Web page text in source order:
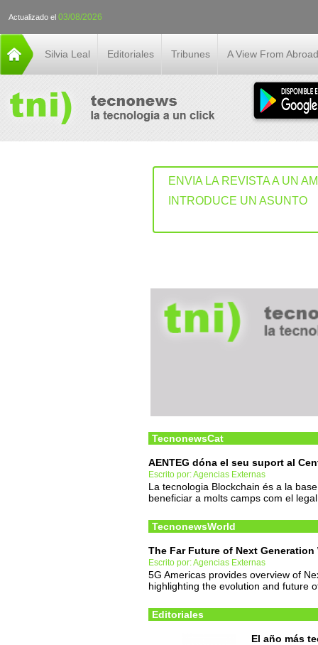
Actualizado el 03/08/2026
Silvia Leal Editoriales Tribunes A View From Abroad
ENVIA LA REVISTA A UN
INTRODUCE UN ASUNTO
TecnonewsCat
AENTEG dóna el seu suport al
Escrito por: Agencias Externas
La tecnologia Blockchain és a la
beneficiar a molts camps com el
TecnonewsWorld
The Far Future of Next
Escrito por: Agencias Externas
5G Americas provides overview of
highlighting the evolution and future
Editoriales
El año más